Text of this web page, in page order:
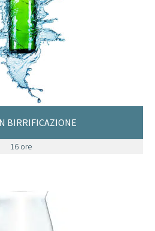
BIRRIFICAZIONE
16 ore